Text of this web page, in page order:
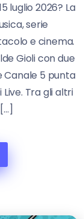
luglio 2026? La
serie
e cinema.
Gioli con due
Canale 5 punta
Tra gli altri